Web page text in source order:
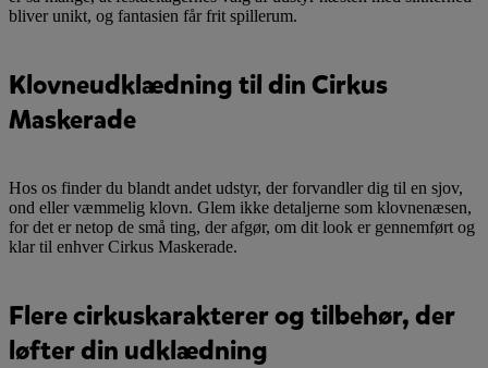
bliver unikt, og fantasien får frit spillerum.
Klovneudklædning til din Cirkus
Maskerade
Hos os finder du blandt andet udstyr, der forvandler dig til en sjov,
ond eller væmmelig klovn. Glem ikke detaljerne som klovnenæsen,
for det er netop de små ting, der afgør, om dit look er gennemført og
klar til enhver Cirkus Maskerade.
Flere cirkuskarakterer og tilbehør, der
løfter din udklædning